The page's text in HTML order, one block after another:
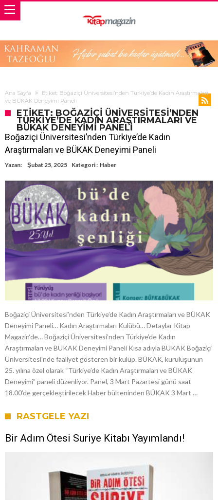
Ana Sayfa
Etiket: Boğaziçi Üniversitesi’nden Türkiye’de Kadın Araştırmaları
ve BÜKAK Deneyimi Paneli
ETIKET: BOĞAZIÇI ÜNIVERSITESI’NDEN
TÜRKIYE’DE KADIN ARAŞTIRMALARI VE
BÜKAK DENEYIMI PANELI
Boğaziçi Üniversitesi’nden Türkiye’de Kadın
Araştırmaları ve BÜKAK Deneyimi Paneli
Yazan: Şubat 25, 2025 Kategori : Haber
Boğaziçi Üniversitesi’nden Türkiye’de Kadın Araştırmaları ve BÜKAK
Deneyimi Paneli… Kadın Araştırmaları Kulübü… Detaylar Kitap
Magazin‘de… Boğaziçi Üniversitesi’nden Türkiye’de Kadın
Araştırmaları ve BÜKAK Deneyimi Paneli Kısa adıyla BÜKAK Boğaziçi
Üniversitesi’nde faaliyet gösteren bir kulüp. BÜKAK, kuruluşunun
25. yılına özel olarak “Türkiye’de Kadın Araştırmaları ve BÜKAK
Deneyimi” paneli düzenliyor. Panel, 3 Mart Pazartesi günü saat
18.00’de gerçekleştirilecek Haber bülteninden BÜKAK 3 Mart …
RASTGELE YAZI
Bir Adım Ötesi Suriye Kitabı Yayımlandı!